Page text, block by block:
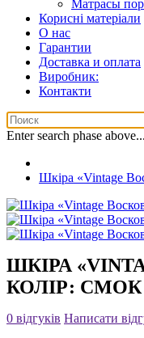
Матрасы
Корисні матеріали
О нас
Гарантии
Доставка и оплата
Виробник:
Контакти
Enter search phase above...
Шкіра «Vintage
ШКІРА
КОЛІР: СМОК
0 відгуків Написати